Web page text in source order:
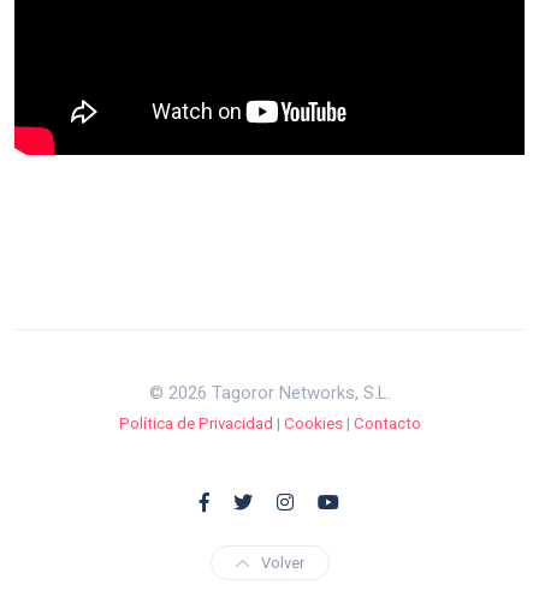
© 2026 Tagoror Networks, S.L.
Política de Privacidad | Cookies| Contacto
Volver